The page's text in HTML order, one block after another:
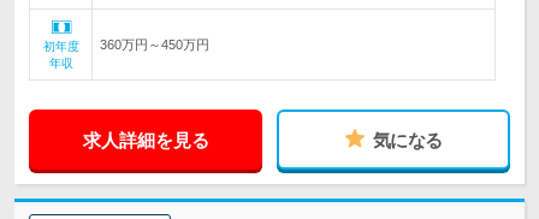
初年度
年収
360万円～450万円
求人詳細を見る 気になる